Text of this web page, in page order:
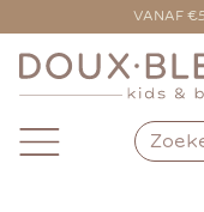
VANAF
VOOR 16:00